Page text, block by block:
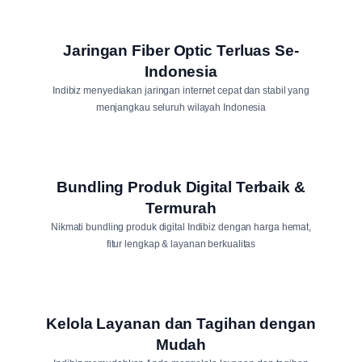
Jaringan Fiber Optic Terluas Se-
Indonesia
Indibiz menyediakan jaringan internet cepat dan stabil yang
menjangkau seluruh wilayah Indonesia
Bundling Produk Digital Terbaik &
Termurah
Nikmati bundling produk digital Indibiz dengan harga hemat,
fitur lengkap & layanan berkualitas
Kelola Layanan dan Tagihan dengan
Mudah